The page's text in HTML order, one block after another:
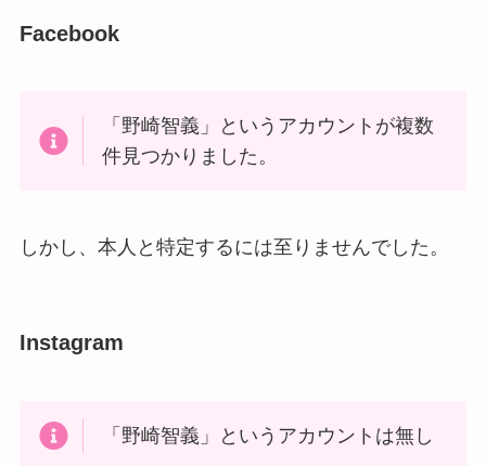
Facebook
「野崎智義」というアカウントが複数
件見つかりました。
しかし、本人と特定するには至りませんでした。
Instagram
「野崎智義」というアカウントは無し